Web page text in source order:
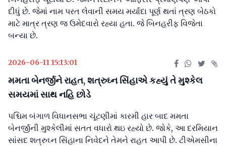
દીધું છે. જેમાં નામ પરત લેવાની સમય મર્યાદા પૂર્ણ થતાં ત્રણ બેઠકો
માટે માત્ર ત્રણ જ ઉમેદવારો રહ્યા હતા. જે બિનહરીફ વિજેતા
બન્યા છે.
2026-06-11 15:13:01
મમતા બેનર્જીને રાહત, શત્રુઘ્ન સિંહાએ કહ્યું તે મુશ્કેલ
સમયમાં સાથ નહિ છોડે
પશ્ચિમ બંગાળ વિધાનસભા ચૂંટણીમાં કારમી હાર બાદ મમતા
બેનર્જીની મુશ્કેલીમાં સતત વધારો થઇ રહ્યો છે. જોકે, આ દરમિયાન
સાંસદ શત્રુઘ્ન સિંહાના નિવેદને તેમને રાહત આપી છે. ટીએમસીના